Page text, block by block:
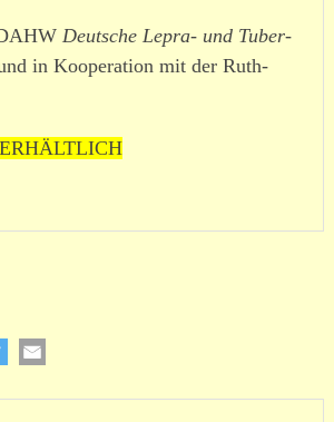
Deutsche Lepra- und Tuber­
in Kooperation mit der Ruth-